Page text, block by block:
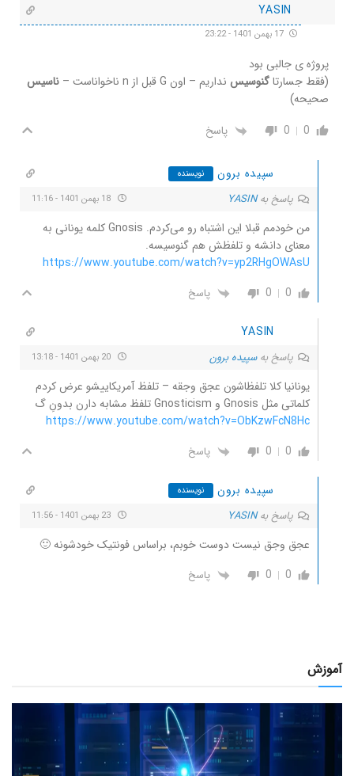
YASIN
پروژه ی جالبی بود
(فقط جسارتاگنوسیس نداریم – اون G قبل از n ناخواناست –
ناسیس
صحیحه)
0
0 پاسخ
سپیده برون نویسنده
پاسخ بهYASIN
من خودمم قبلا این اشتباه رو می‌کردم. Gnosis کلمه یونانی به
معنای دانشه و تلفظش هم گنوسیسه.
https://www.youtube.com/watch?v=yp2RHgOWAsU
0
0 پاسخ
YASIN
پاسخ بهسپیده برون
یونانیا کلا تلفظاشون عجق وجقه – تلفظ آمریکاییشو عرض کردم
کلماتی مثل Gnosis و Gnosticism تلفظ مشابه دارن بدونِ گ
https://www.youtube.com/watch?v=ObKzwFcN8Hc
0
0 پاسخ
سپیده برون نویسنده
پاسخ بهYASIN
عجق وجق نیست دوست خوبم، براساس فونتیک خودشونه 🙂
0
0 پاسخ
آموزش